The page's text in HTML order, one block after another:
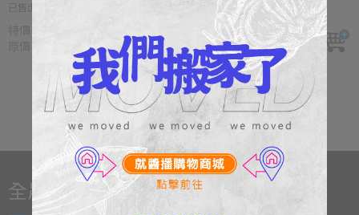
已售出 1209包
特價 NT $150
原價NT $199
更多商品
全晟影集